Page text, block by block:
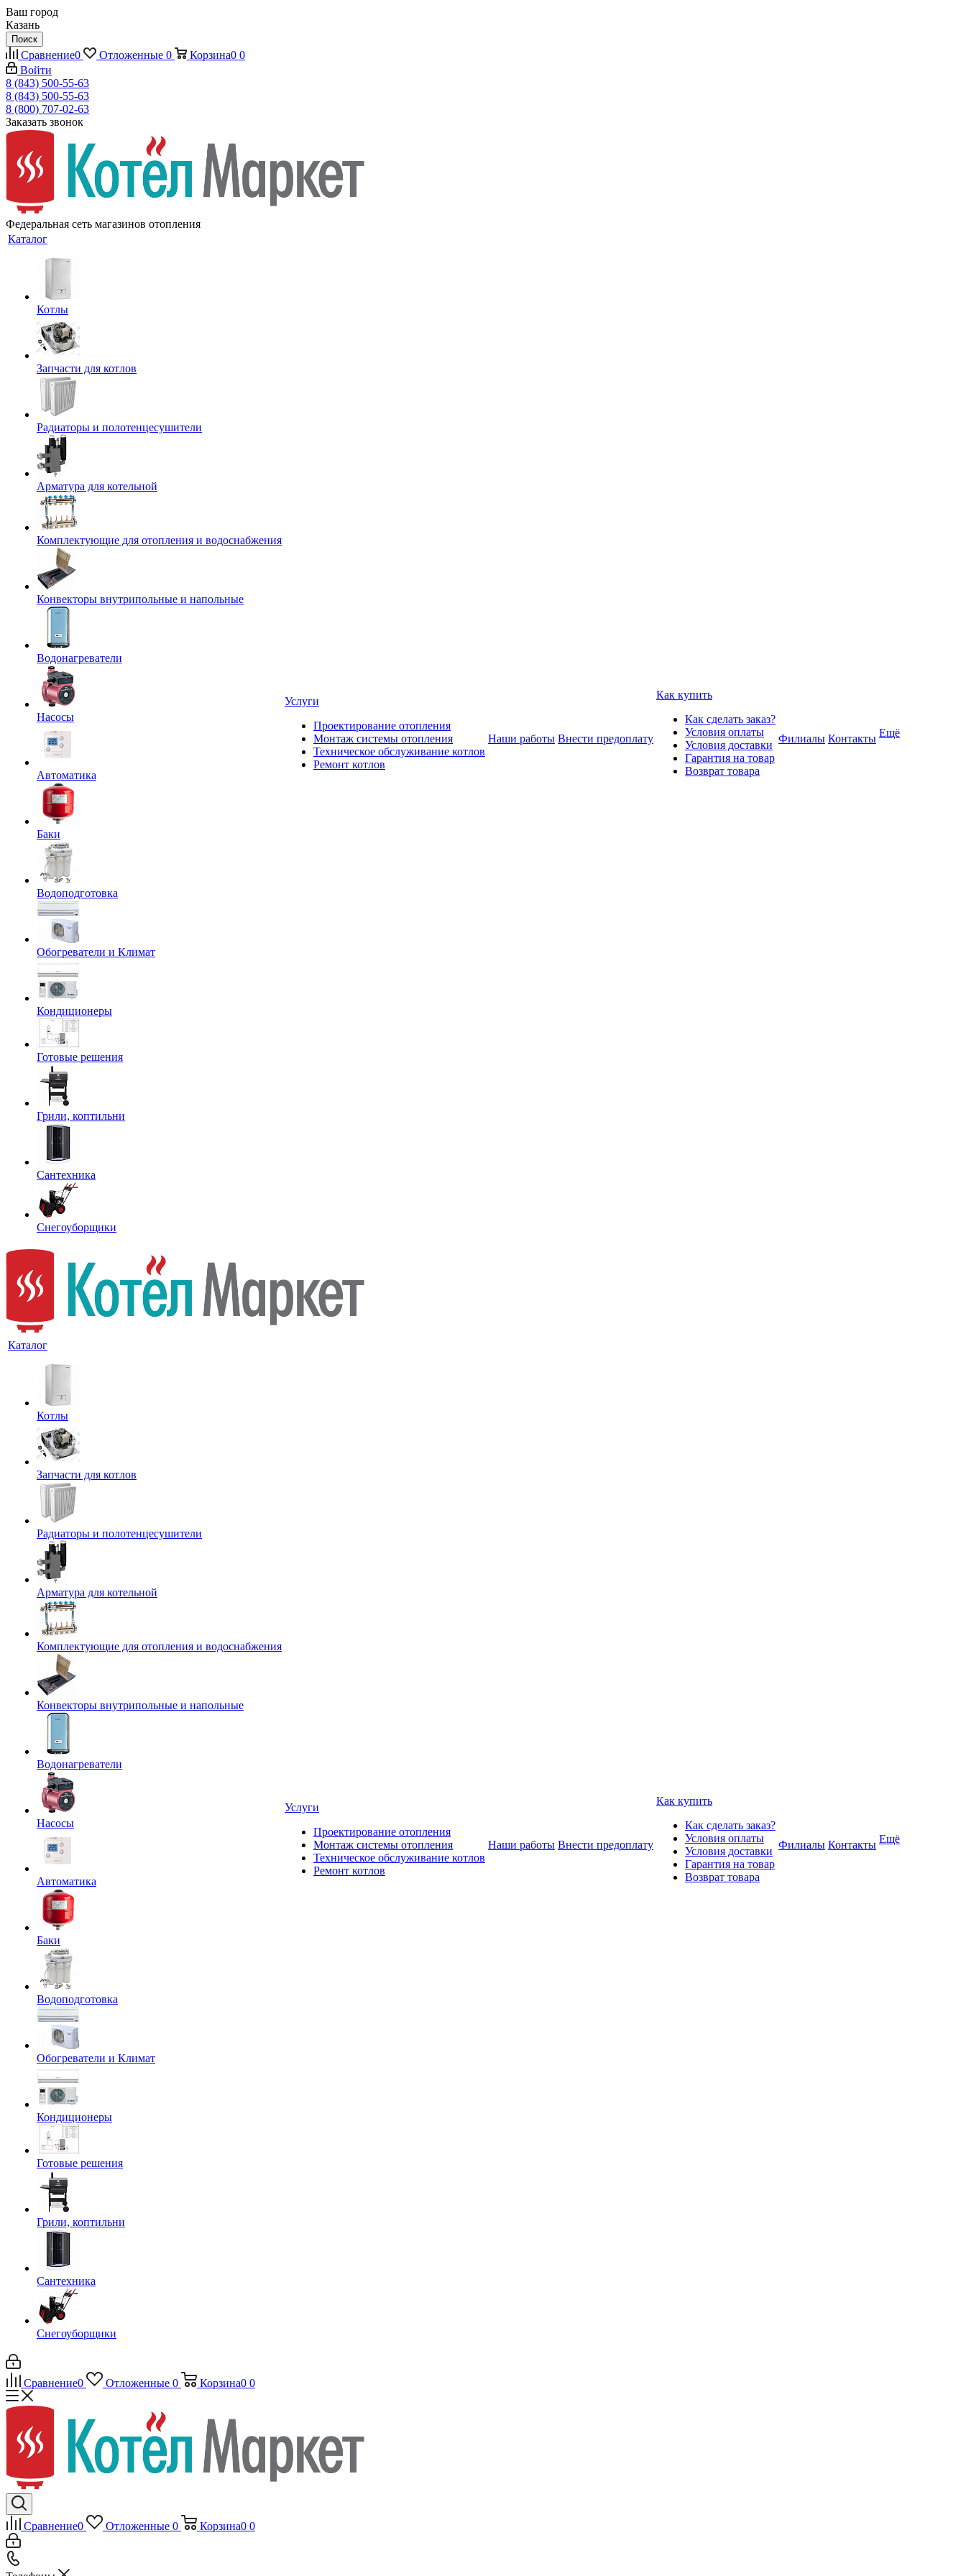
Ваш город
Казань
Поиск
Сравнение0 Отложенные 0 Корзина0 0
Войти
8 (843) 500-55-63
8 (843) 500-55-63
8 (800) 707-02-63
Заказать звонок
Федеральная сеть магазинов отопления
Каталог
Котлы
Запчасти для котлов
Радиаторы и полотенцесушители
Арматура для котельной
Комплектующие для отопления и водоснабжения
Конвекторы внутрипольные и напольные
Водонагреватели
Насосы
Автоматика
Баки
Водоподготовка
Обогреватели и Климат
Кондиционеры
Готовые решения
Грили, коптильни
Сантехника
Снегоуборщики
Услуги
Проектирование отопления
Монтаж системы отопления
Техническое обслуживание котлов
Ремонт котлов
Наши работы Внести предоплату
Как купить
Как сделать заказ?
Условия оплаты
Условия доставки
Гарантия на товар
Возврат товара
Филиалы Контакты Ещё
Каталог
Котлы
Запчасти для котлов
Радиаторы и полотенцесушители
Арматура для котельной
Комплектующие для отопления и водоснабжения
Конвекторы внутрипольные и напольные
Водонагреватели
Насосы
Автоматика
Баки
Водоподготовка
Обогреватели и Климат
Кондиционеры
Готовые решения
Грили, коптильни
Сантехника
Снегоуборщики
Услуги
Проектирование отопления
Монтаж системы отопления
Техническое обслуживание котлов
Ремонт котлов
Наши работы Внести предоплату
Как купить
Как сделать заказ?
Условия оплаты
Условия доставки
Гарантия на товар
Возврат товара
Филиалы Контакты Ещё
Сравнение0 Отложенные 0 Корзина0 0
Сравнение0 Отложенные 0 Корзина0 0